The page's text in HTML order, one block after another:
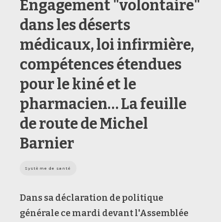
Engagement "volontaire"
dans les déserts
médicaux, loi infirmière,
compétences étendues
pour le kiné et le
pharmacien… La feuille
de route de Michel
Barnier
Système de santé
Dans sa déclaration de politique
générale ce mardi devant l'Assemblée